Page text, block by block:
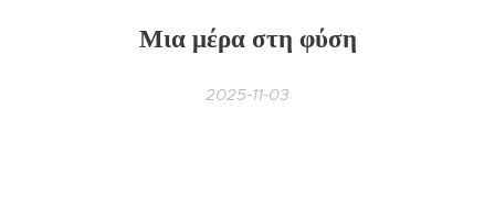
Μια μέρα στη φύση
2025-11-03